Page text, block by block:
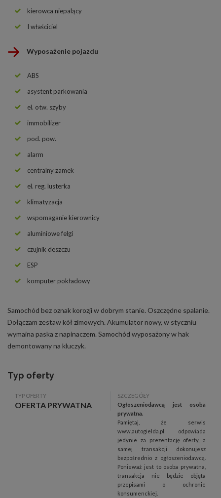
kierowca niepalący
I właściciel
Wyposażenie pojazdu
ABS
asystent parkowania
el. otw. szyby
immobilizer
pod. pow.
alarm
centralny zamek
el. reg. lusterka
klimatyzacja
wspomaganie kierownicy
aluminiowe felgi
czujnik deszczu
ESP
komputer pokładowy
Samochód bez oznak korozji w dobrym stanie. Oszczędne spalanie.
Dołączam zestaw kół zimowych. Akumulator nowy, w styczniu
wymaina paska z napinaczem. Samochód wyposażony w hak
demontowany na kluczyk.
Typ oferty
TYP OFERTY
OFERTA PRYWATNA
SZCZEGÓŁY
Ogłoszeniodawcą jest osoba
prywatna.
Pamiętaj, że serwis
www.autogielda.pl odpowiada
jedynie za prezentację oferty, a
samej transakcji dokonujesz
bezpośrednio z ogłoszeniodawcą.
Ponieważ jest to osoba prywatna,
transakcja nie będzie objęta
przepisami o ochronie
konsumenckiej.